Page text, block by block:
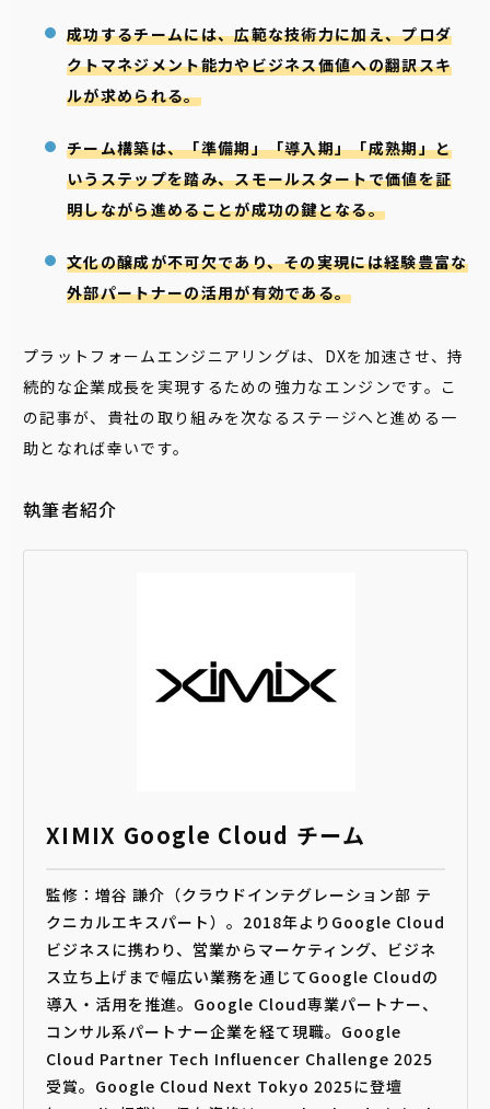
成功するチームには、広範な技術力に加え、プロダ
クトマネジメント能力やビジネス価値への翻訳スキ
ルが求められる。
チーム構築は、「準備期」「導入期」「成熟期」と
いうステップを踏み、スモールスタートで価値を証
明しながら進めることが成功の鍵となる。
文化の醸成が不可欠であり、その実現には経験豊富な
外部パートナーの活用が有効である。
プラットフォームエンジニアリングは、DXを加速させ、持
続的な企業成長を実現するための強力なエンジンです。こ
の記事が、貴社の取り組みを次なるステージへと進める一
助となれば幸いです。
執筆者紹介
XIMIX Google Cloud チーム
監修：増谷 謙介（クラウドインテグレーション部 テ
クニカルエキスパート）。2018年よりGoogle Cloud
ビジネスに携わり、営業からマーケティング、ビジネ
ス立ち上げまで幅広い業務を通じてGoogle Cloudの
導入・活用を推進。Google Cloud専業パートナー、
コンサル系パートナー企業を経て現職。Google
Cloud Partner Tech Influencer Challenge 2025
受賞。Google Cloud Next Tokyo 2025に登壇